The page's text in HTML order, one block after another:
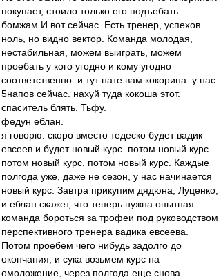
покупает, стоило только его подъебать
бомжам.И вот сейчас. Есть тренер, успехов
ноль, но видно вектор. Команда молодая,
нестабильная, можем выиграть, можем
проебать у кого угодно и кому угодно
соответственно. и тут нате вам кокорина. у нас
5напов сейчас. нахуй туда кокоша этот.
спаситель блять. Тьфу.
федун еблан.
я говорю. скоро вместо тедеско будет вадик
евсеев и будет новый курс. потом новый курс.
потом новый курс. потом новый курс. Каждые
полгода уже, даже не сезон, у нас начинается
новый курс. Завтра прикупим дядюна, Луценко,
и еблан скажет, что теперь нужна опытная
команда бороться за трофеи под руководством
перспективного тренера вадика евсеева.
Потом проебем чего нибудь задолго до
окончания, и сука возьмем курс на
омоложение, через полгода еще снова